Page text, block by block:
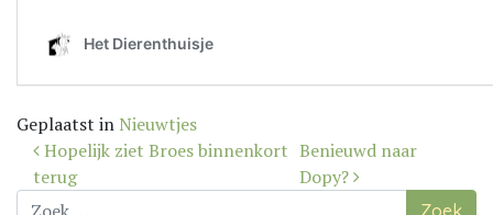
Geplaatst in Nieuwtjes
Bericht
navigatie
Hopelijk ziet Broes binnenkort
terug
Benieuwd naar
Dopy?
Zoek